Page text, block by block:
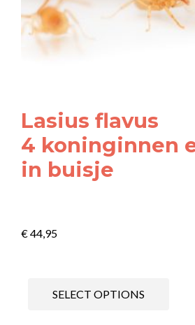
Lasius flavus
4 koninginnen
in buisje
€44,95
SELECT OPTIONS